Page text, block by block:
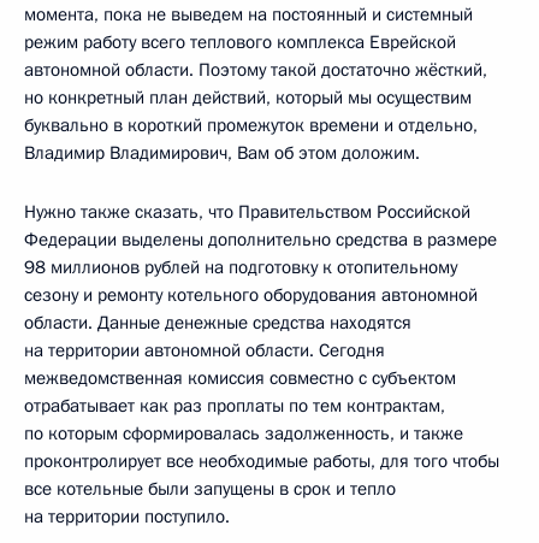
момента, пока не выведем на постоянный и системный
режим работу всего теплового комплекса Еврейской
автономной области. Поэтому такой достаточно жёсткий,
но конкретный план действий, который мы осуществим
буквально в короткий промежуток времени и отдельно,
Владимир Владимирович, Вам об этом доложим.
Нужно также сказать, что Правительством Российской
Федерации выделены дополнительно средства в размере
98 миллионов рублей на подготовку к отопительному
сезону и ремонту котельного оборудования автономной
области. Данные денежные средства находятся
на территории автономной области. Сегодня
межведомственная комиссия совместно с субъектом
отрабатывает как раз проплаты по тем контрактам,
по которым сформировалась задолженность, и также
проконтролирует все необходимые работы, для того чтобы
все котельные были запущены в срок и тепло
на территории поступило.